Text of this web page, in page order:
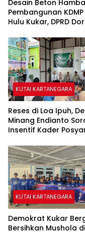
Desain Beton
Pembangunan
Hulu Kukar, DPRD
KUTAI KARTANEGARA
Reses di Loa Ipuh,
Minang Endianto
Insentif Kader
KUTAI KARTANEGARA
Demokrat Kukar
Bersihkan Mushola